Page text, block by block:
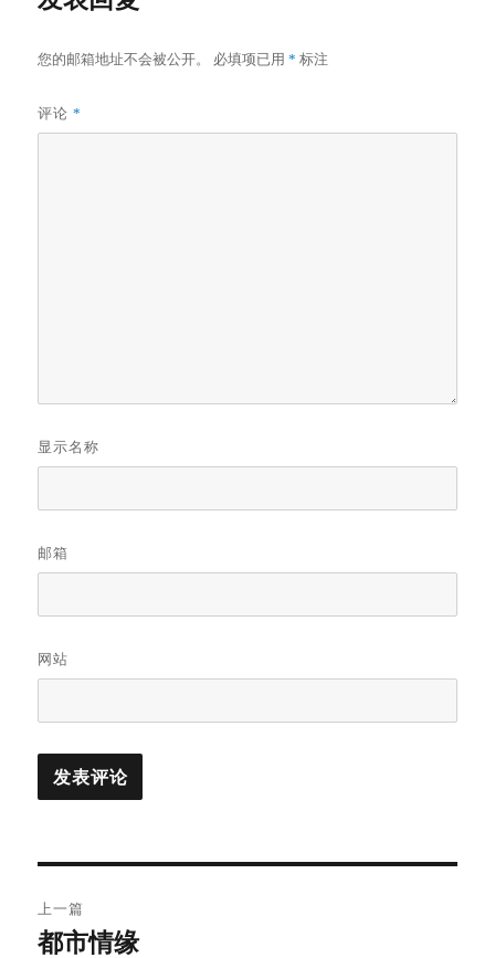
您的邮箱地址不会被公开。 必填项已用* 标注
评论*
显示名称
邮箱
网站
章
上一篇
上
都市情缘